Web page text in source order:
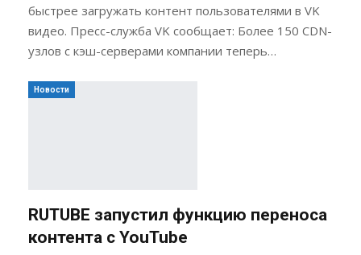
быстрее загружать контент пользователями в VK
видео. Пресс-служба VK сообщает: Более 150 CDN-
узлов с кэш-серверами компании теперь…
Новости
RUTUBE запустил функцию переноса
контента с YouTube